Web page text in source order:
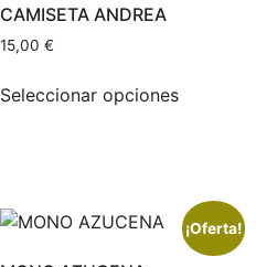
CAMISETA ANDREA
15,00 €
Seleccionar opciones
¡Oferta!